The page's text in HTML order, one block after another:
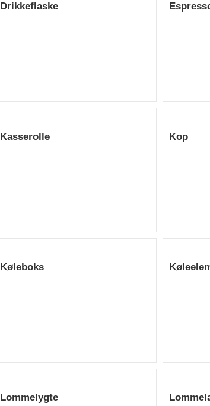
Drikkeflaske
Kasserolle Kop
Køleboks
Lommelygte